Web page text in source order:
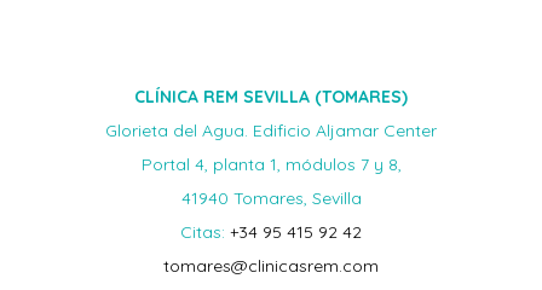
CLÍNICA REM SEVILLA (TOMARES)
Glorieta del Agua. Edificio Aljamar Center
Portal 4, planta 1, módulos 7 y 8,
41940 Tomares, Sevilla
Citas: +34 95 415 92 42
tomares@clinicasrem.com